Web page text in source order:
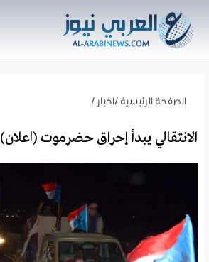
الصفحة الرئيسية /اخبار /
الانتقالي يبدأ إحراق حضرموت (اعلان)